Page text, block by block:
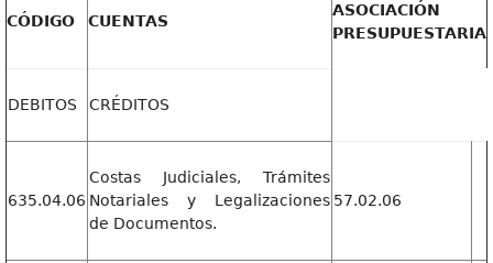
CÓDIGO CUENTAS
ASOCIACIÓN
PRESUPUESTARIA
DEBITOS CRÉDITOS
635.04.06
Costas Judiciales, Trámites
Notariales y Legalizaciones
de Documentos.
57.02.06